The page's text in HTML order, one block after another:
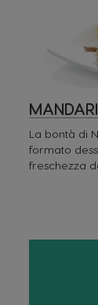
La bontà di
formato
freschezza